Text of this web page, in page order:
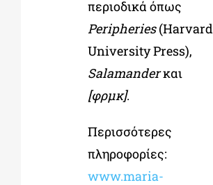
περιοδικά όπως
Peripheries(Harvard
University Press),
Salamanderκαι
[φρμκ].
Περισσότερες
πληροφορίες:
www.maria-